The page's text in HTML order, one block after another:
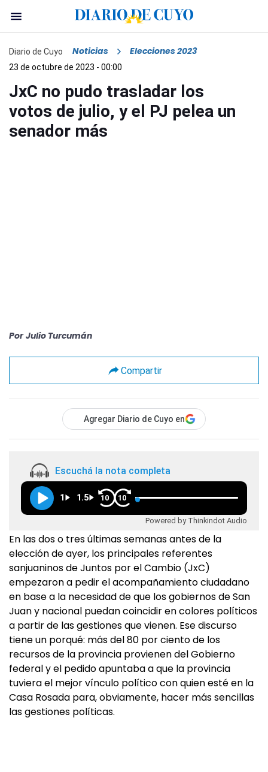
Diario de Cuyo Noticias Elecciones 2023
23 de octubre de 2023 - 00:00
JxC no pudo trasladar los
votos de julio, y el PJ pelea un
senador más
Por Julio Turcumán
Compartir
Agregar Diario de Cuyo en
Escuchá la nota completa
1 1.5 10 10
Powered by Thinkindot Audio
En las dos o tres últimas semanas antes de la
elección de ayer, los principales referentes
sanjuaninos de Juntos por el Cambio (JxC)
empezaron a pedir el acompañamiento ciudadano
en base a la necesidad de que los gobiernos de San
Juan y nacional puedan coincidir en colores políticos
a partir de las gestiones que vienen. Ese discurso
tiene un porqué: más del 80 por ciento de los
recursos de la provincia provienen del Gobierno
federal y el pedido apuntaba a que la provincia
tuviera el mejor vínculo político con quien esté en la
Casa Rosada para, obviamente, hacer más sencillas
las gestiones políticas.